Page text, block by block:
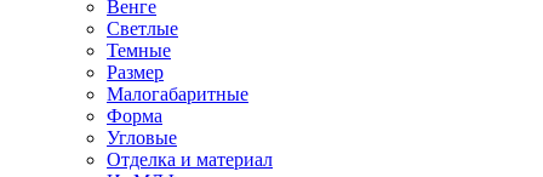
Венге
Светлые
Темные
Размер
Малогабаритные
Форма
Угловые
Отделка и материал